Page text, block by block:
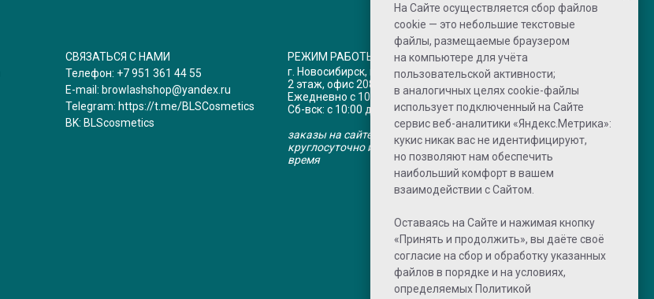
СВЯЗАТЬСЯ С НАМИ
Телефон: +7 951 361 44 55
E-mail: browlashshop@yandex.ru
Telegram: https://t.me/BLSCosmetics
BK: BLScosmetics
РЕЖИМ РАБОТЫ
г. Новосибирск, пр-кт Дзержинского 1/3,
2 этаж, офис 208
Ежедневно с 10:00 до 20:00 по НСК
Сб-вск: с 10:00 до 15:00 по НСК
заказы на сайте принимаются
круглосуточно и обрабатываются в рабочее
время
На Сайте осуществляется сбор файлов
cookie — это небольшие текстовые
файлы, размещаемые браузером
на компьютере для учёта
пользовательской активности;
в аналогичных целях cookie-файлы
использует подключенный на Сайте
сервис веб-аналитики «Яндекс.Метрика»:
кукис никак вас не идентифицируют,
но позволяют нам обеспечить
наибольший комфорт в вашем
взаимодействии с Сайтом.
Оставаясь на Сайте и нажимая кнопку
«Принять и продолжить», вы даёте своё
согласие на сбор и обработку указанных
файлов в порядке и на условиях,
определяемых Политикой